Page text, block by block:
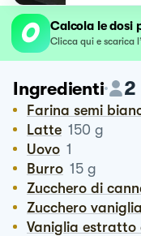
Calcola le dosi
Clicca qui e scarica
Ingredienti 2
Farina semi
Latte 150 g
Uovo 1
Burro 15 g
Zucchero di
Zucchero
Vaniglia